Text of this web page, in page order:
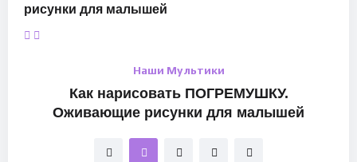
рисунки для малышей
Наши Мультики
Как нарисовать ПОГРЕМУШКУ.
Оживающие рисунки для малышей